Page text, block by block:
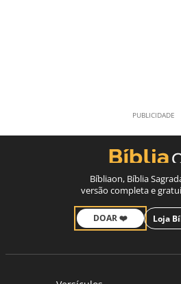
Bíbliaon, Bíblia
versão completa e
DOAR ❤️ Loja